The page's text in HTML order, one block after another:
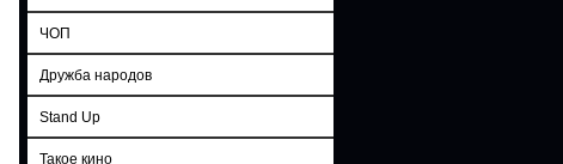
ЧОП
Дружба народов
Stand Up
Такое кино